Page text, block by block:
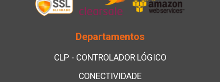
Departamentos
CLP - CONTROLADOR LÓGICO
CONECTIVIDADE